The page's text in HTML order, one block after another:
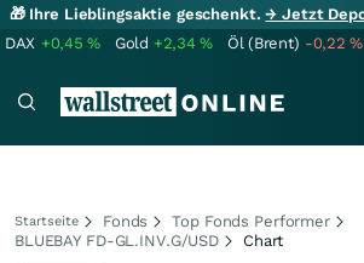
🎁 Ihre Lieblingsaktie geschenkt.→ Jetzt
DAX +0,45% Gold +2,34% Öl (Brent) -0,22%
Startseite Fonds
Top Fonds Performer
BLUEBAY FD-GL.INV.G/USD
Chart